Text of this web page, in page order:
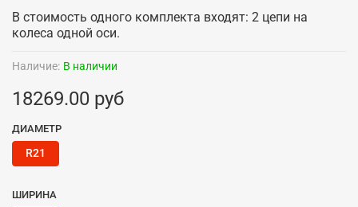
Наличие: В наличии
18269.00 руб
ДИАМЕТР
R21
ШИРИНА
В стоимость одного комплекта входят: 2 цепи на
колеса одной оси.